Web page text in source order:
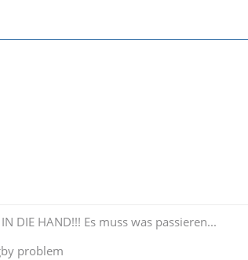
DIE HAND!!! Es muss was passieren...
problem